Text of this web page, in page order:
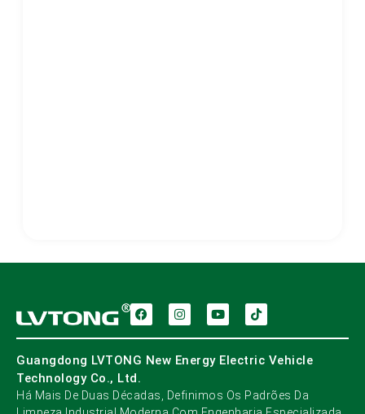
Guangdong LVTONG New Energy Electric Vehicle
Technology Co., Ltd.
Há Mais De Duas Décadas, Definimos Os Padrões Da